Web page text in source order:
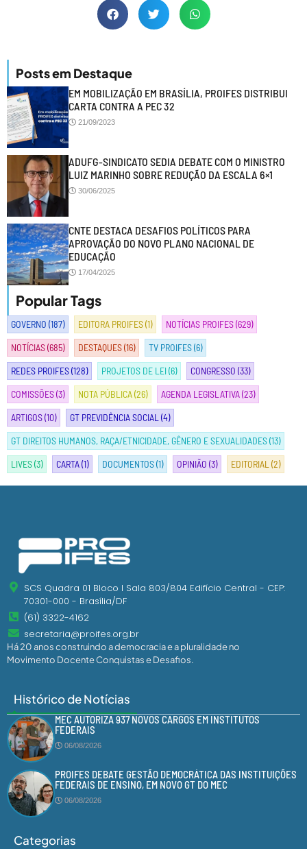
Posts em Destaque
EM MOBILIZAÇÃO EM BRASÍLIA, PROIFES DISTRIBUI
CARTA CONTRA A PEC 32
21/09/2023
ADUFG-SINDICATO SEDIA DEBATE COM O MINISTRO
LUIZ MARINHO SOBRE REDUÇÃO DA ESCALA 6×1
30/06/2025
CNTE DESTACA DESAFIOS POLÍTICOS PARA
APROVAÇÃO DO NOVO PLANO NACIONAL DE
EDUCAÇÃO
17/04/2025
Popular Tags
GOVERNO (187) EDITORA PROIFES(1) NOTÍCIAS PROIFES(629)
NOTÍCIAS(685) DESTAQUES(16) TV PROIFES(6)
REDES PROIFES(128) PROJETOS DE LEI(6) CONGRESSO (33)
COMISSÕES(3) NOTA PÚBLICA(26) AGENDA LEGISLATIVA(23)
ARTIGOS(10) GT PREVIDÊNCIA SOCIAL (4)
GT DIREITOS HUMANOS, RAÇA/ETNICIDADE, GÊNERO E SEXUALIDADES(13)
LIVES(3) CARTA(1) DOCUMENTOS(1) OPINIÃO (3) EDITORIAL (2)
SCS Quadra 01 Bloco I Sala 803/804 Edifício Central - CEP:
70301-000 - Brasília/DF
(61) 3322-4162
secretaria@proifes.org.br
Há 20 anos construindo a democracia e a pluralidade no
Movimento Docente Conquistas e Desafios.
Histórico de Notícias
MEC AUTORIZA 937 NOVOS CARGOS EM INSTITUTOS
FEDERAIS
06/08/2026
PROIFES DEBATE GESTÃO DEMOCRÁTICA DAS INSTITUIÇÕES
FEDERAIS DE ENSINO, EM NOVO GT DO MEC
06/08/2026
Categorias